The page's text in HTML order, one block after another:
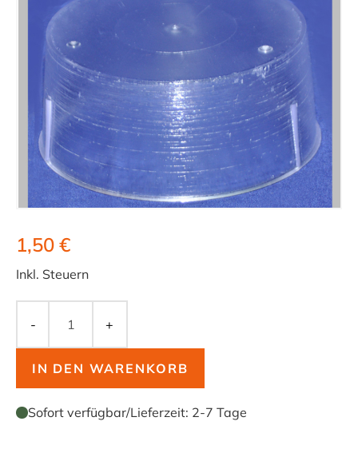
1,50 €
Inkl. Steuern
- +
IN DEN WARENKORB
Sofort verfügbar/Lieferzeit: 2-7 Tage